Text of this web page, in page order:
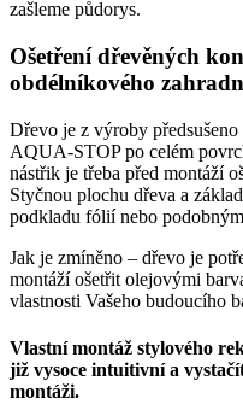
zašleme půdorys.
Ošetření dřevěných
obdélníkového
Dřevo je z výroby
AQUA-STOP po celém
nástřik je třeba před montáží
Styčnou plochu dřeva a
podkladu fólií nebo
Jak je zmíněno – dřevo je
montáží ošetřit olejovými
vlastnosti Vašeho budoucího
Vlastní montáž stylového
již vysoce intuitivní a
montáži.